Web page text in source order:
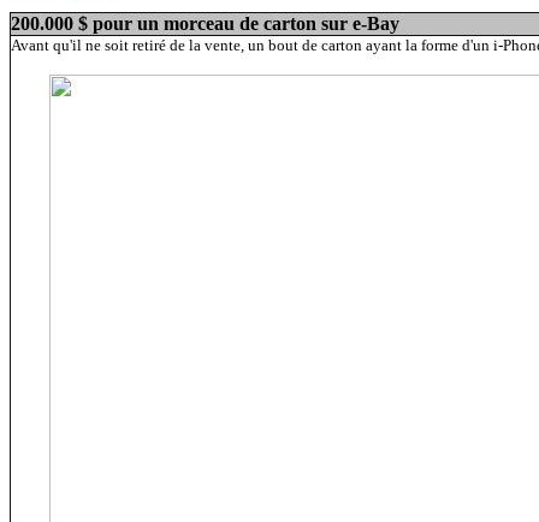
200.000 $ pour un morceau de carton sur e-Bay
Avant qu'il ne soit retiré de la vente, un bout de carton ayant la forme d'un i-